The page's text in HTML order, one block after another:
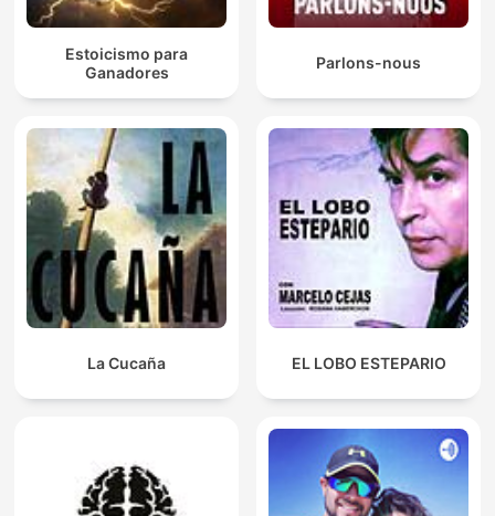
Estoicismo para
Ganadores
Parlons-nous
La Cucaña EL LOBO ESTEPARIO